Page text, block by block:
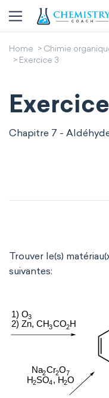
Home Chimie
Exercice 3
Chapitre 7 -
Trouver le(s)
suivantes: